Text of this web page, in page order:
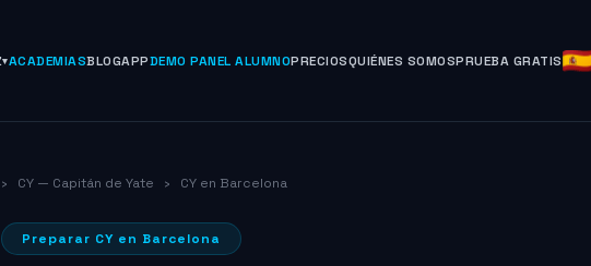
ACADEMIASBLOGAPPDEMO PANEL ALUMNOPRECIOSQUIÉNES SOMOSPRUEBA GRATIS
› CY — Capitán de Yate › CY en Barcelona
Preparar CY en Barcelona